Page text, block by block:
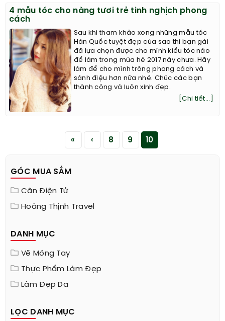
4 mẫu tóc cho nàng tươi trẻ tinh nghịch phong
cách
Sau khi tham khảo xong những mẫu tóc
Hàn Quốc tuyệt đẹp của sao thì bạn gái
đã lựa chọn được cho mình kiểu tóc nào
để làm trong mùa hè 2017 này chưa. Hãy
làm để cho mình trông phong cách và
sành điệu hơn nữa nhé. Chúc các bạn
thành công và luôn xinh đẹp.
[Chi tiết...]
« ‹ 8 9 10
GÓC MUA SẮM
Cân Điện Tử
Hoàng Thịnh Travel
DANH MỤC
Vẽ Móng Tay
Thực Phẩm Làm Đẹp
Làm Đẹp Da
LỌC DANH MỤC